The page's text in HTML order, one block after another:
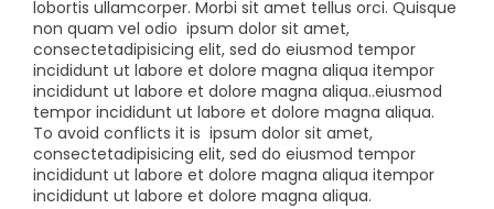
lobortis ullamcorper. Morbi sit amet tellus orci. Quisque
non quam vel odio ipsum dolor sit amet,
consectetadipisicing elit, sed do eiusmod tempor
incididunt ut labore et dolore magna aliqua itempor
incididunt ut labore et dolore magna aliqua..eiusmod
tempor incididunt ut labore et dolore magna aliqua.
To avoid conflicts it is ipsum dolor sit amet,
consectetadipisicing elit, sed do eiusmod tempor
incididunt ut labore et dolore magna aliqua itempor
incididunt ut labore et dolore magna aliqua.